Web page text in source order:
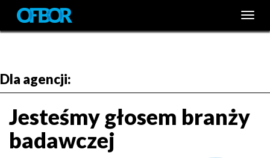
Dla agencji:
Jesteśmy głosem branży
badawczej